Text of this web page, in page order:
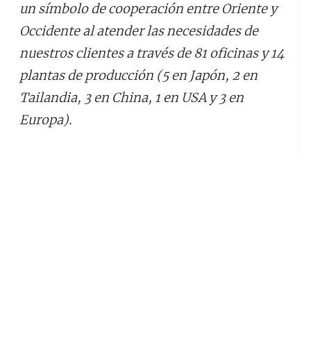
un símbolo de cooperación entre Oriente y
Occidente al atender las necesidades de
nuestros clientes a través de 81 oficinas y 14
plantas de producción (5 en Japón, 2 en
Tailandia, 3 en China, 1 en USA y 3 en
Europa).